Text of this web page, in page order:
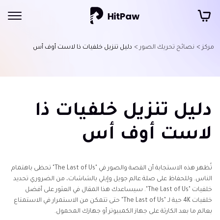
مركز > نصائح تحريك الصور > دليل تنزيل خلفيات ذا لاست أوف أس
دليل تنزيل خلفيات ذا
لاست أوف أس
تُظهر هذه الاستجابة أن القصة والصور في "The Last of Us" تحظى باهتمام
الناس. وللحفاظ على صلة عالم جويل وإيلي بالشاشات، من الضروري تحديد
خلفيات "The Last of Us". سيساعدك هذا المقال في العثور على أفضل
خلفيات 4K حية لـ "The Last of Us" حتى تتمكن من الاستمرار في الاستمتاع
بعالم ما بعد الكارثة على جهاز الكمبيوتر أو جهازك المحمول.